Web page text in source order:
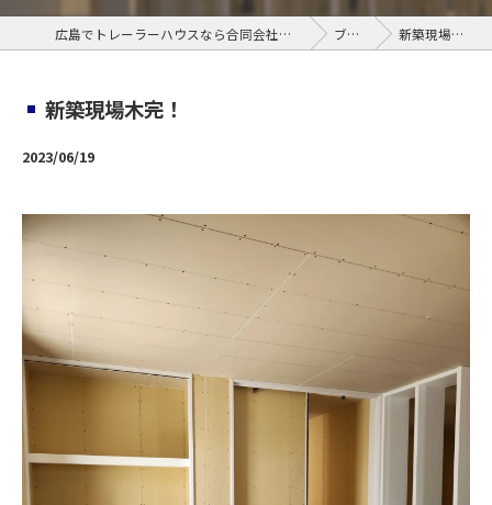
広島でトレーラーハウスなら合同会社サンクビジョン ブログ 新築現場木完！
新築現場木完！
2023/06/19